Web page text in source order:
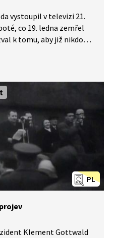
vystoupil v televizi 21.
co 19. ledna zemřel
k tomu, aby již nikdo
krok, který by mohl
čehož
vláda shledána
zem a její správu
jiný…
PL
Klement Gottwald